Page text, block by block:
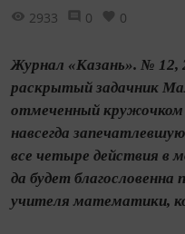
2933 0 0
Журнал «Казань». №
раскрытый задачник
отмеченный кружочком
навсегда
все четыре действия в
да будет
учителя математики,